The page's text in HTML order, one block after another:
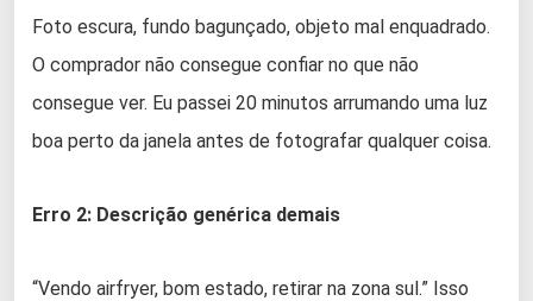
Foto escura, fundo bagunçado, objeto mal enquadrado.
O comprador não consegue confiar no que não
consegue ver. Eu passei 20 minutos arrumando uma luz
boa perto da janela antes de fotografar qualquer coisa.
Erro 2: Descrição genérica demais
“Vendo airfryer, bom estado, retirar na zona sul.” Isso